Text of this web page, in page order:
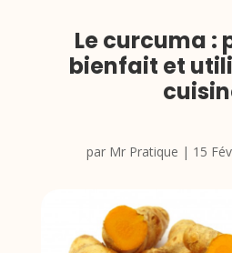
Le curcuma :
bienfait et
par Mr Pratique | 15